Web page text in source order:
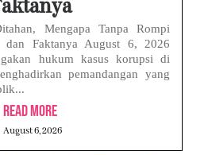
Mengapa Tanpa Rompi
dan Faktanya August 6, 2026
hukum kasus korupsi di
pemandangan yang
Read More
August 6, 2026